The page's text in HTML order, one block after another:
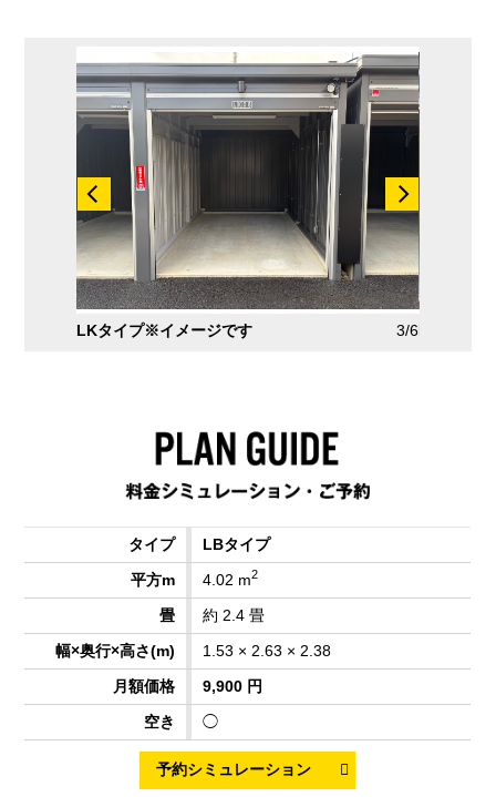
LKタイプ※イメージです 3/6
LBタイプ
4.02 m2
約 2.4 畳
1.53 × 2.63 × 2.38
9,900 円
◯